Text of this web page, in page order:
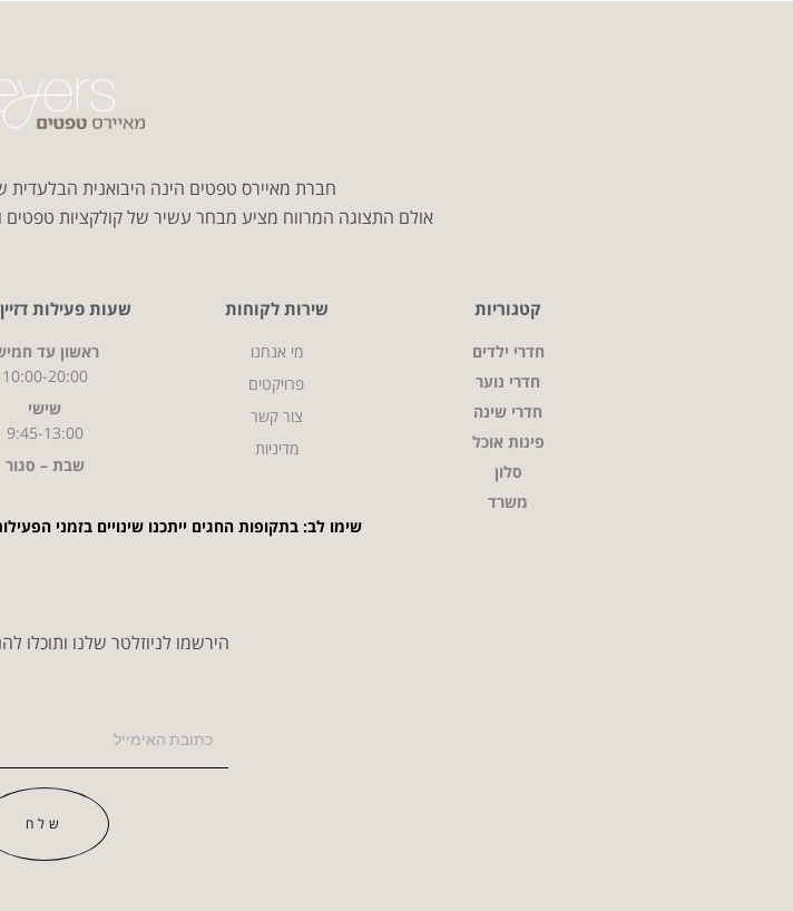
חברת מאיירס טפטים הינה היבואנית הבלעדית
אולם התצוגה המרווח מציע מבחר עשיר של קולקציות טפטים
קטגוריות
חדרי ילדים
חדרי נוער
חדרי שינה
פינות אוכל
סלון
משרד
שירות לקוחות
מי אנחנו
פרויקטים
צור קשר
מדיניות
שעות פעילות
ראשון עד
10:00-20:00
שישי
9:45-13:00
שבת – סגור
שימו לב: בתקופות החגים ייתכנו שינויים בזמני
הירשמו לניוזלטר שלנו ותוכלו
שלח